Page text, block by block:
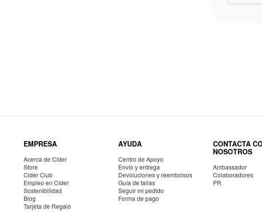
EMPRESA
Acerca de Cider
Store
Cider Club
Empleo en Cider
Sostenibilidad
Blog
Tarjeta de Regalo
AYUDA
Centro de Apoyo
Envío y entrega
Devoluciones y reembolsos
Guía de tallas
Seguir mi pedido
Forma de pago
CONTACTA
NOSOTROS
Ambassador
Colaboradores
PR